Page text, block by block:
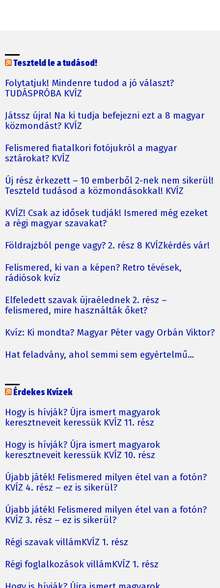
Teszteld le a tudásod!
Folytatjuk! Mindenre tudod a jó választ?
TUDÁSPRÓBA KVÍZ
Játssz újra! Na ki tudja befejezni ezt a 8 magyar
közmondást? KVÍZ
Felismered fiatalkori fotójukról a magyar
sztárokat? KVÍZ
Új rész érkezett – 10 emberből 2-nek nem sikerül!
Teszteld tudásod a közmondásokkal! KVÍZ
KVÍZ! Csak az idősek tudják! Ismered még ezeket
a régi magyar szavakat?
Földrajzból penge vagy? 2. rész 8 KVÍZkérdés vár!
Felismered, ki van a képen? Retro tévések,
rádiósok kvíz
Elfeledett szavak újraélednek 2. rész –
felismered, mire használták őket?
Kvíz: Ki mondta? Magyar Péter vagy Orbán Viktor?
Hat feladvány, ahol semmi sem egyértelmű…
Érdekes Kvízek
Hogy is hívják? Újra ismert magyarok
keresztneveit keressük KVÍZ 11. rész
Hogy is hívják? Újra ismert magyarok
keresztneveit keressük KVÍZ 10. rész
Újabb játék! Felismered milyen étel van a fotón?
KVÍZ 4. rész – ez is sikerül?
Újabb játék! Felismered milyen étel van a fotón?
KVÍZ 3. rész – ez is sikerül?
Régi szavak villámKVÍZ 1. rész
Régi foglalkozások villámKVÍZ 1. rész